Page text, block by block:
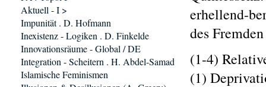
erhellend-
des
(1-4)
(1)
Aktuell - I >
Impunität . D. Hofmann
Inexistenz - Logiken . D. Finkelde
Innovationsräume - Global / DE
Integration - Scheitern . H. Abdel-Samad
Islamische Feminismen